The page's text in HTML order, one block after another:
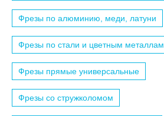
Фрезы по алюминию, меди, латуни
Фрезы по стали и цветным металлам
Фрезы прямые универсальные
Фрезы со стружколомом